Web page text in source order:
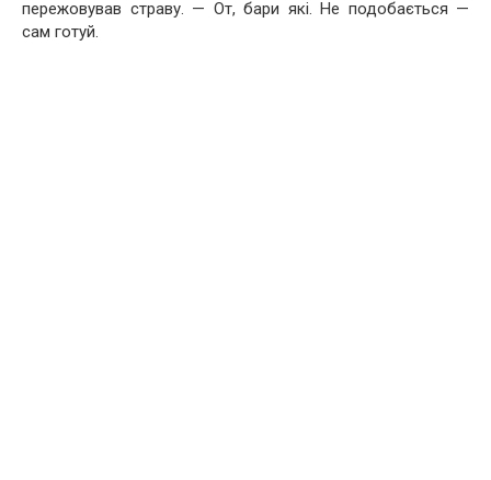
пережовував страву. — От, бари які. Не подобається —
сам готуй.